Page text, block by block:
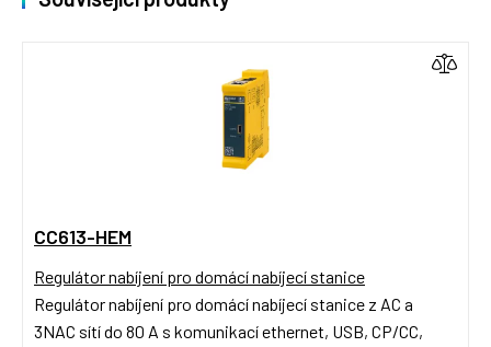
CC613-HEM
Regulátor nabíjení pro domácí nabíjecí stanice
Regulátor nabíjení pro domácí nabíjecí stanice z AC a
3NAC sítí do 80 A s komunikací ethernet, USB, CP/CC,